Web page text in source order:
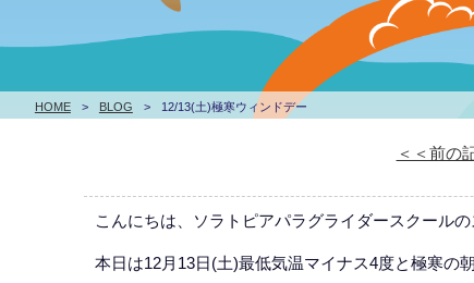
HOME > BLOG > 12/13(土)極寒ウィンドデー
＜＜前の
こんにちは、ソラトピアパラグライダースクールの
本日は12月13日(土)最低気温マイナス4度と極寒の